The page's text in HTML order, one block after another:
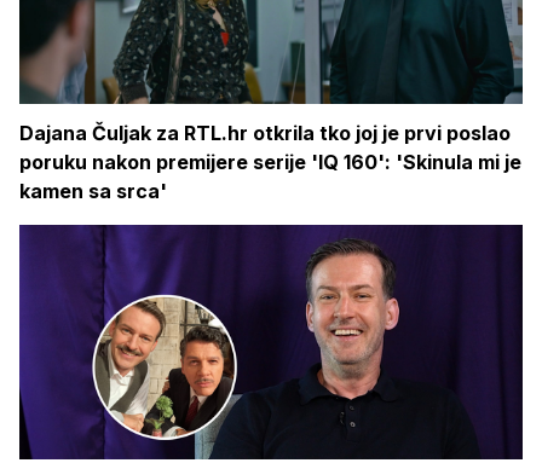
Dajana Čuljak za RTL.hr otkrila tko joj je prvi poslao
poruku nakon premijere serije 'IQ 160': 'Skinula mi je
kamen sa srca'